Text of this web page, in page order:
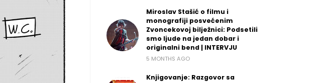
Miroslav Stašić o filmu i
monografiji posvećenim
Zvoncekovoj bilježnici: Podsetili
smo ljude na jedan dobar i
originalni bend | INTERVJU
5 MONTHS AGO
Knjigovanje: Razgovor sa